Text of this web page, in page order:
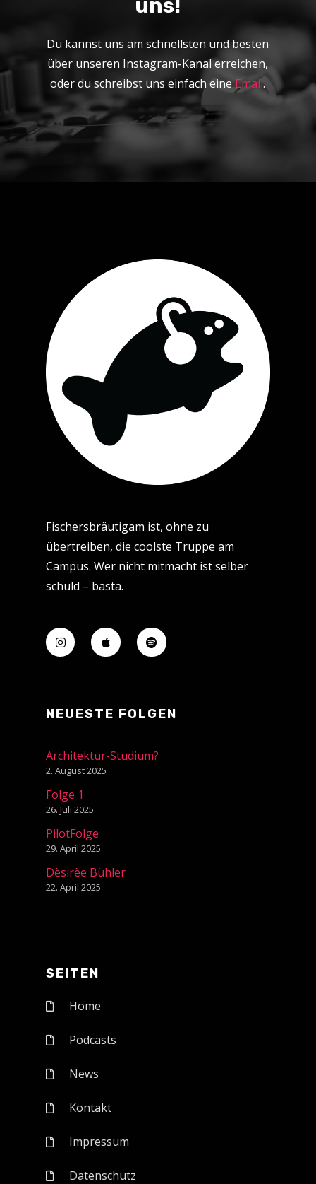
uns!
Du kannst uns am schnellsten und besten
über unseren Instagram-Kanal erreichen,
oder du schreibst uns einfach eine Email.
Fischersbräutigam ist, ohne zu
übertreiben, die coolste Truppe am
Campus. Wer nicht mitmacht ist selber
schuld – basta.
NEUESTE FOLGEN
Architektur-Studium?
2. August 2025
Folge 1
26. Juli 2025
PilotFolge
29. April 2025
Dèsirèe Bühler
22. April 2025
SEITEN
Home
Podcasts
News
Kontakt
Impressum
Datenschutz